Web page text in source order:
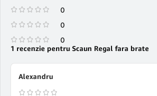
0
0
0
1 recenzie pentru Scaun Regal fara brate
Alexandru